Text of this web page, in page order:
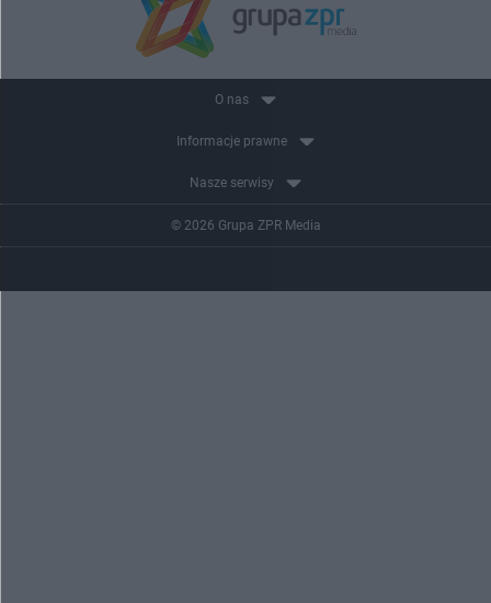
O nas
Informacje prawne
Nasze serwisy
© 2026 Grupa ZPR Media